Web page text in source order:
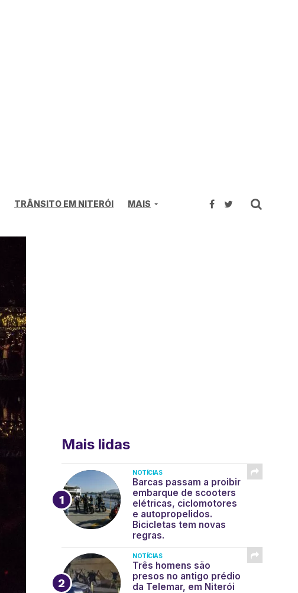
TRÂNSITO EM NITERÓI MAIS
Mais lidas
NOTÍCIAS
Barcas passam a proibir
embarque de scooters
elétricas, ciclomotores
e autopropelidos.
Bicicletas tem novas
regras.
NOTÍCIAS
Três homens são
presos no antigo prédio
da Telemar, em Niterói